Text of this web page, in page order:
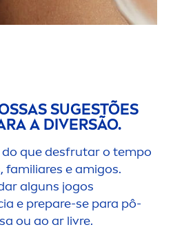
SUGESTÕES
A DIVERSÃO.
que desfrutar o tempo
familiares e amigos.
alguns jogos
e prepare-se para pô-
ou ao ar livre.